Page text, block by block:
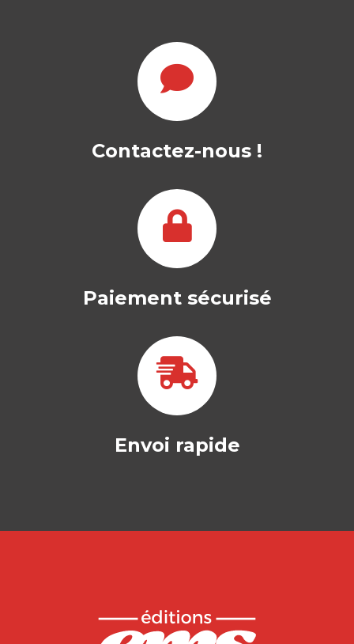
LE CAS DES
SERVICES
LYVIE GUÉRET-TALON|
Comment appréhender les grands
enjeux du marketing et du
management des services aujourd’hui…
24,50
Contactez-nous !
Paiement sécurisé
Envoi rapide